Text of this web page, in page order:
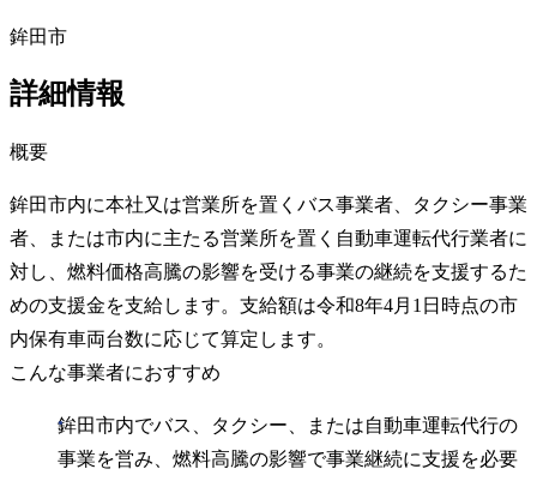
鉾田市
詳細情報
概要
鉾田市内に本社又は営業所を置くバス事業者、タクシー事業
者、または市内に主たる営業所を置く自動車運転代行業者に
対し、燃料価格高騰の影響を受ける事業の継続を支援するた
めの支援金を支給します。支給額は令和8年4月1日時点の市
内保有車両台数に応じて算定します。
こんな事業者におすすめ
鉾田市内でバス、タクシー、または自動車運転代行の
事業を営み、燃料高騰の影響で事業継続に支援を必要